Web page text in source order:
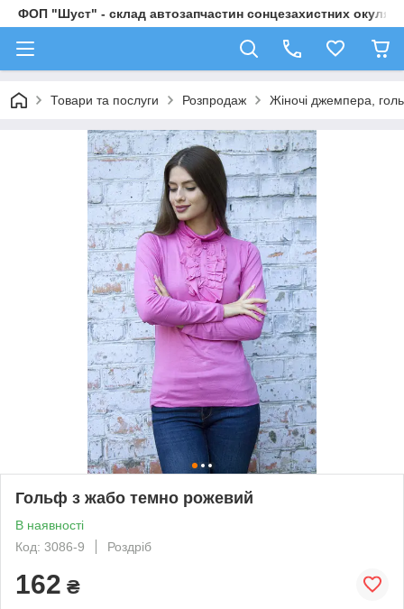
ФОП "Шуст" - склад автозапчастин сонцезахистних
Товари та послуги Розпродаж Жіночі джемпера,
Гольф з жабо темно рожевий
В наявності
Код: 3086-9
Роздріб
162 ₴